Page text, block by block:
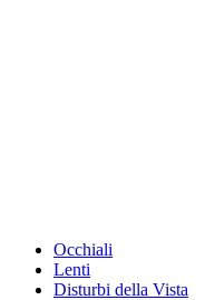
Occhiali
Lenti
Disturbi della Vista